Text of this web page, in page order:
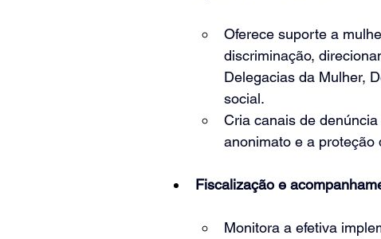
Oferece suporte a
discriminação,
Delegacias da Mulher,
social.
Cria canais de
anonimato e a proteção
Fiscalização e
Monitora a efetiva